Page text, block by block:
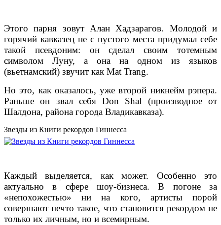
Этого парня зовут Алан Хадзарагов. Молодой и
горячий кавказец не с пустого места придумал себе
такой псевдоним: он сделал своим тотемным
символом Луну, а она на одном из языков
(вьетнамский) звучит как Mat Trang.
Но это, как оказалось, уже второй никнейм рэпера.
Раньше он звал себя Don Shal (производное от
Шалдона, района города Владикавказа).
Звезды из Книги рекордов Гиннесса
Каждый выделяется, как может. Особенно это
актуально в сфере шоу-бизнеса. В погоне за
«непохожестью» ни на кого, артисты порой
совершают нечто такое, что становится рекордом не
только их личным, но и всемирным.